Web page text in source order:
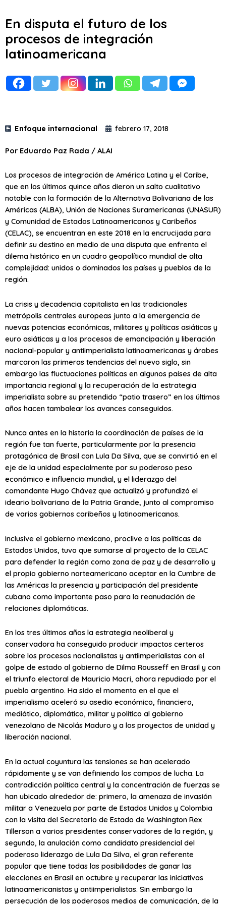
En disputa el futuro de los
procesos de integración
latinoamericana
Enfoque internacional febrero 17, 2018
Por Eduardo Paz Rada / ALAI
Los procesos de integración de América Latina y el Caribe,
que en los últimos quince años dieron un salto cualitativo
notable con la formación de la Alternativa Bolivariana de las
Américas (ALBA), Unión de Naciones Suramericanas (UNASUR)
y Comunidad de Estados Latinoamericanos y Caribeños
(CELAC), se encuentran en este 2018 en la encrucijada para
definir su destino en medio de una disputa que enfrenta el
dilema histórico en un cuadro geopolítico mundial de alta
complejidad: unidos o dominados los países y pueblos de la
región.
La crisis y decadencia capitalista en las tradicionales
metrópolis centrales europeas junto a la emergencia de
nuevas potencias económicas, militares y políticas asiáticas y
euro asiáticas y a los procesos de emancipación y liberación
nacional-popular y antiimperialista latinoamericanas y árabes
marcaron las primeras tendencias del nuevo siglo, sin
embargo las fluctuaciones políticas en algunos países de alta
importancia regional y la recuperación de la estrategia
imperialista sobre su pretendido “patio trasero” en los últimos
años hacen tambalear los avances conseguidos.
Nunca antes en la historia la coordinación de países de la
región fue tan fuerte, particularmente por la presencia
protagónica de Brasil con Lula Da Silva, que se convirtió en el
eje de la unidad especialmente por su poderoso peso
económico e influencia mundial, y el liderazgo del
comandante Hugo Chávez que actualizó y profundizó el
ideario bolivariano de la Patria Grande, junto al compromiso
de varios gobiernos caribeños y latinoamericanos.
Inclusive el gobierno mexicano, proclive a las políticas de
Estados Unidos, tuvo que sumarse al proyecto de la CELAC
para defender la región como zona de paz y de desarrollo y
el propio gobierno norteamericano aceptar en la Cumbre de
las Américas la presencia y participación del presidente
cubano como importante paso para la reanudación de
relaciones diplomáticas.
En los tres últimos años la estrategia neoliberal y
conservadora ha conseguido producir impactos certeros
sobre los procesos nacionalistas y antiimperialistas con el
golpe de estado al gobierno de Dilma Rousseff en Brasil y con
el triunfo electoral de Mauricio Macri, ahora repudiado por el
pueblo argentino. Ha sido el momento en el que el
imperialismo aceleró su asedio económico, financiero,
mediático, diplomático, militar y político al gobierno
venezolano de Nicolás Maduro y a los proyectos de unidad y
liberación nacional.
En la actual coyuntura las tensiones se han acelerado
rápidamente y se van definiendo los campos de lucha. La
contradicción política central y la concentración de fuerzas se
han ubicado alrededor de: primero, la amenaza de invasión
militar a Venezuela por parte de Estados Unidos y Colombia
con la visita del Secretario de Estado de Washington Rex
Tillerson a varios presidentes conservadores de la región, y
segundo, la anulación como candidato presidencial del
poderoso liderazgo de Lula Da Silva, el gran referente
popular que tiene todas las posibilidades de ganar las
elecciones en Brasil en octubre y recuperar las iniciativas
latinoamericanistas y antiimperialistas. Sin embargo la
persecución de los poderosos medios de comunicación, de la